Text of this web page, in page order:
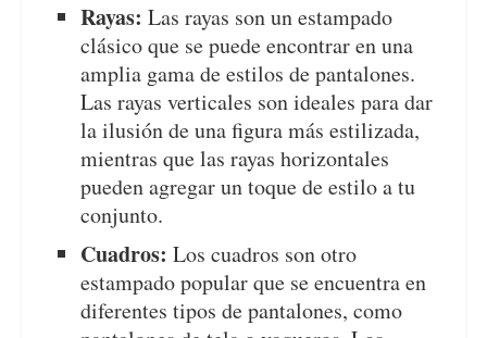
Rayas: Las rayas son un estampado
clásico que se puede encontrar en una
amplia gama de estilos de pantalones.
Las rayas verticales son ideales para dar
la ilusión de una figura más estilizada,
mientras que las rayas horizontales
pueden agregar un toque de estilo a tu
conjunto.
Cuadros: Los cuadros son otro
estampado popular que se encuentra en
diferentes tipos de pantalones, como